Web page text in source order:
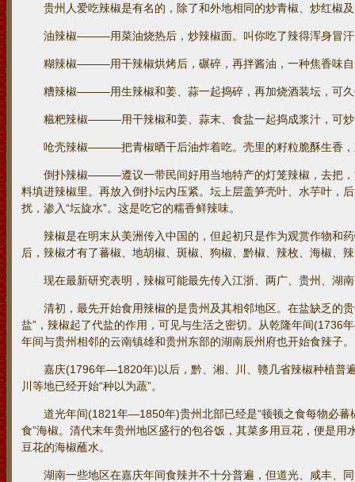
贵州人爱吃辣椒是有名的，除了和外地相同的炒青椒、炒红椒及
油辣椒———用菜油烧热后，炒辣椒面。叫你吃了辣得浑身冒汗
糊辣椒———用干辣椒烘烤后，碾碎，再拌酱油，一种焦香味自
糟辣椒———用生辣椒和姜、蒜一起捣碎，再加烧酒装坛，可久
糍粑辣椒———用干辣椒和姜、蒜末、食盐一起捣成浆汁，可炒
呛壳辣椒———把青椒晒干后油炸着吃。壳里的籽粒脆酥生香，
倒扑辣椒———遵议一带民间好用当地特产的灯笼辣椒，去把，
料填进辣椒里。再放入倒扑坛内压紧。坛上层盖笋壳叶、水芋叶，
扰，渗入“坛旋水”。这是吃它的糯香鲜辣味。
辣椒是在明末从美洲传入中国的，但起初只是作为观赏作物和药
后，辣椒才有了蕃椒、地胡椒、斑椒、狗椒、黔椒、辣枚、海椒、
现在最新研究表明，辣椒可能最先传入江浙、两广、贵州、湖南
清初，最先开始食用辣椒的是贵州及其相邻地区。在盐缺乏的
盐”，辣椒起了代盐的作用，可见与生活之密切。从乾隆年间(1736
年间与贵州相邻的云南镇雄和贵州东部的湖南辰州府也开始食辣子。
嘉庆(1796年—1820年)以后，黔、湘、川、赣几省辣椒种植普
川等地已经开始“种以为蔬”。
道光年间(1821年—1850年)贵州北部已经是“顿顿之食每物必蕃
食”海椒。清代末年贵州地区盛行的包谷饭，其菜多用豆花，便是
豆花的海椒蘸水。
湖南一些地区在嘉庆年间食辣并不十分普遍，但道光、咸丰、同